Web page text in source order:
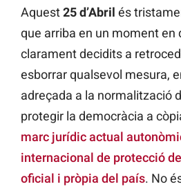
Aquest25 d’Abril és
que arriba en un moment en
clarament decidits a
esborrar qualsevol mesura,
adreçada a la normalització
protegir la democràcia a
marc jurídic actual
internacional de protecció
oficial i pròpia del país. No